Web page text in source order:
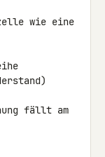
wie eine
fällt am